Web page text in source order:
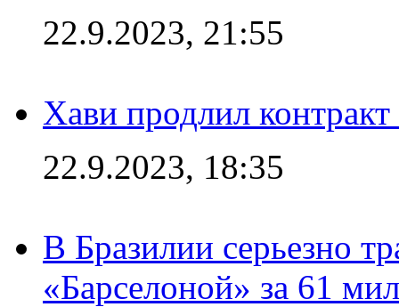
22.9.2023, 21:55
Хави продлил
22.9.2023, 18:35
В Бразилии серьезно
«Барселоной» за 61